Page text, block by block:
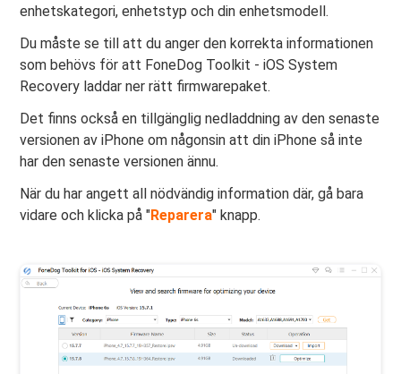
enhetskategori, enhetstyp och din enhetsmodell.
Du måste se till att du anger den korrekta informationen
som behövs för att FoneDog Toolkit - iOS System
Recovery laddar ner rätt firmwarepaket.
Det finns också en tillgänglig nedladdning av den senaste
versionen av iPhone om någonsin att din iPhone så inte
har den senaste versionen ännu.
När du har angett all nödvändig information där, gå bara
vidare och klicka på "Reparera" knapp.